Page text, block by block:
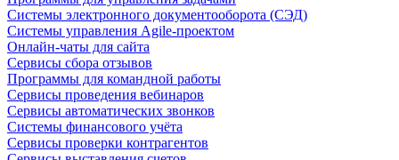
Системы электронного документооборота (СЭД)
Системы управления Agile-проектом
Онлайн-чаты для сайта
Сервисы сбора отзывов
Программы для командной работы
Сервисы проведения вебинаров
Сервисы автоматических звонков
Системы финансового учёта
Сервисы проверки контрагентов